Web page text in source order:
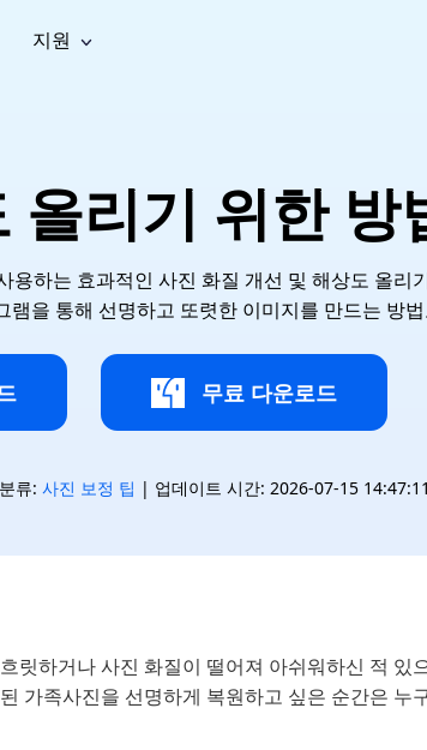
LINE 데이터 복구
백업 없이 LINE 채팅 복구
구
구
영상 화
질 높이
기
AI
사진 화
질 높이
기
AI
온라인 사
온라인 문
Windows DLL 오류 수정
Email Repair
손상된 PST/OST 파일 복구
· 하드
· C 드라
· MBR
지원
리기 위한 방
하는 효과적인 사진 화질 개선 및 해상도 올리
을 통해 선명하고 또렷한 이미지를 만드는 방
무료 다운로드
분류: 사진 보정 팁 | 업데이트 시간: 2026-07-15 14:47:11
릿하거나 사진 화질이 떨어져 아쉬워하신 적 있
가족사진을 선명하게 복원하고 싶은 순간은 누